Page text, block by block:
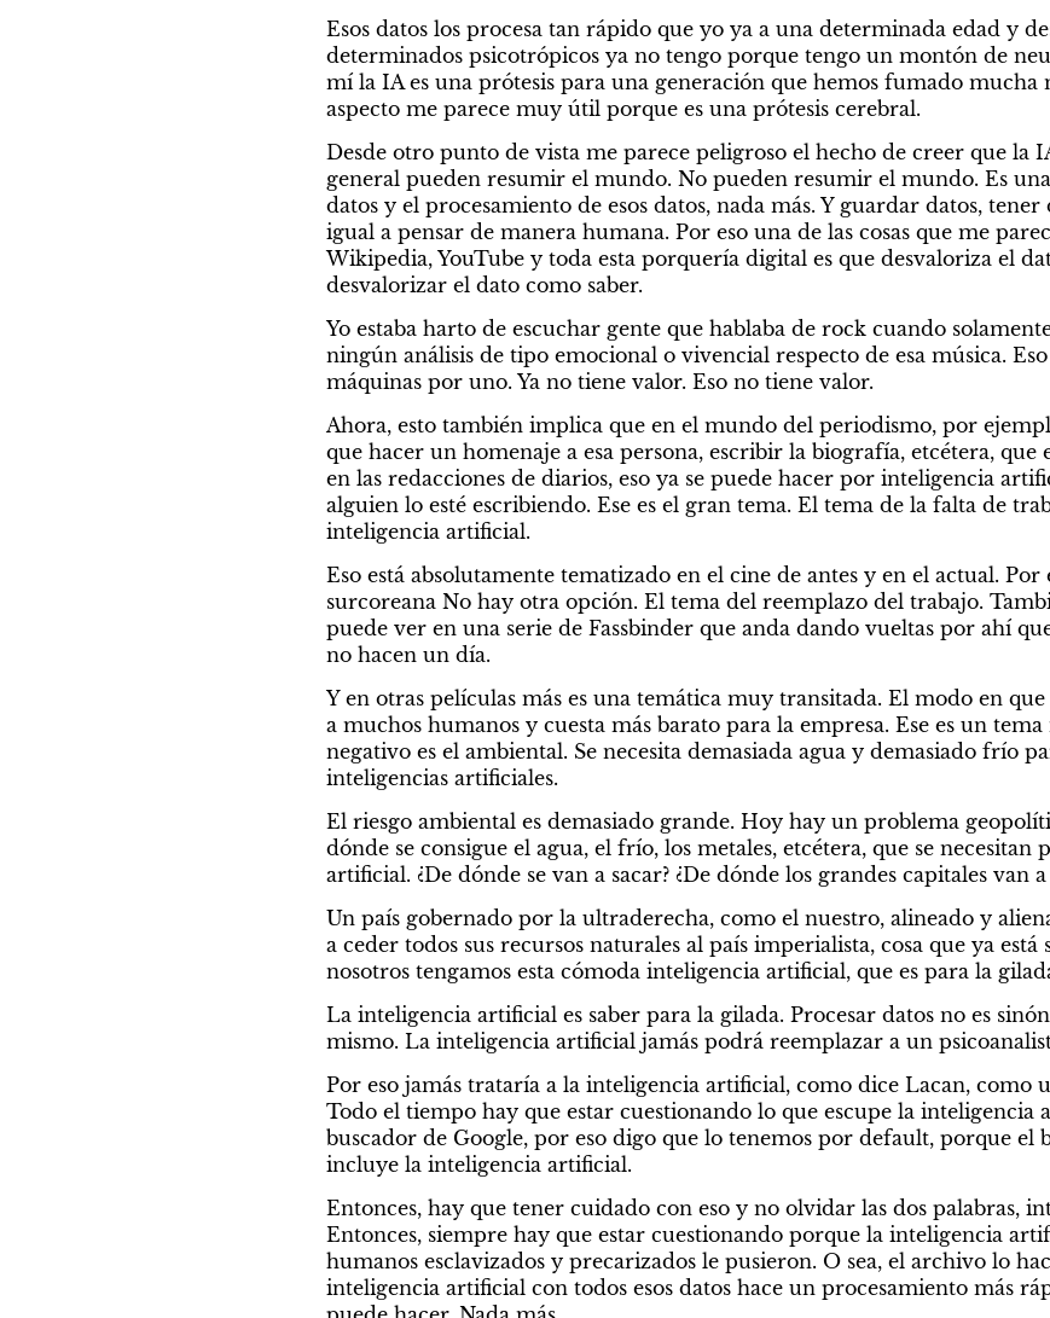
Esos datos los procesa tan rápido que yo ya a una determinada edad y
determinados psicotrópicos ya no tengo porque tengo un montón de
mí la IA es una prótesis para una generación que hemos fumado mucha
aspecto me parece muy útil porque es una prótesis cerebral.
Desde otro punto de vista me parece peligroso el hecho de creer que la
general pueden resumir el mundo. No pueden resumir el mundo. Es
datos y el procesamiento de esos datos, nada más. Y guardar datos, tener
igual a pensar de manera humana. Por eso una de las cosas que me
Wikipedia, YouTube y toda esta porquería digital es que desvaloriza el
desvalorizar el dato como saber.
Yo estaba harto de escuchar gente que hablaba de rock cuando
ningún análisis de tipo emocional o vivencial respecto de esa música.
máquinas por uno. Ya no tiene valor. Eso no tiene valor.
Ahora, esto también implica que en el mundo del periodismo, por
que hacer un homenaje a esa persona, escribir la biografía, etcétera, que
en las redacciones de diarios, eso ya se puede hacer por inteligencia
alguien lo esté escribiendo. Ese es el gran tema. El tema de la falta de
inteligencia artificial.
Eso está absolutamente tematizado en el cine de antes y en el actual.
surcoreana No hay otra opción. El tema del reemplazo del trabajo.
puede ver en una serie de Fassbinder que anda dando vueltas por ahí
no hacen un día.
Y en otras películas más es una temática muy transitada. El modo en
a muchos humanos y cuesta más barato para la empresa. Ese es un
negativo es el ambiental. Se necesita demasiada agua y demasiado frío
inteligencias artificiales.
El riesgo ambiental es demasiado grande. Hoy hay un problema
dónde se consigue el agua, el frío, los metales, etcétera, que se necesitan
artificial. ¿De dónde se van a sacar? ¿De dónde los grandes capitales van a
Un país gobernado por la ultraderecha, como el nuestro, alineado y
a ceder todos sus recursos naturales al país imperialista, cosa que ya está
nosotros tengamos esta cómoda inteligencia artificial, que es para la
La inteligencia artificial es saber para la gilada. Procesar datos no es
mismo. La inteligencia artificial jamás podrá reemplazar a un
Por eso jamás trataría a la inteligencia artificial, como dice Lacan, como
Todo el tiempo hay que estar cuestionando lo que escupe la inteligencia
buscador de Google, por eso digo que lo tenemos por default, porque el
incluye la inteligencia artificial.
Entonces, hay que tener cuidado con eso y no olvidar las dos palabras,
Entonces, siempre hay que estar cuestionando porque la inteligencia
humanos esclavizados y precarizados le pusieron. O sea, el archivo lo
inteligencia artificial con todos esos datos hace un procesamiento más